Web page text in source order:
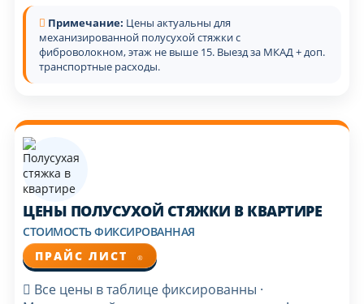
Примечание: Цены актуальны для
механизированной полусухой стяжки с
фиброволокном, этаж не выше 15. Выезд за МКАД + доп.
транспортные расходы.
ЦЕНЫ ПОЛУСУХОЙ СТЯЖКИ В КВАРТИРЕ
СТОИМОСТЬ ФИКСИРОВАННАЯ
ПРАЙС ЛИСТ
®
Все цены в таблице фиксированны ·